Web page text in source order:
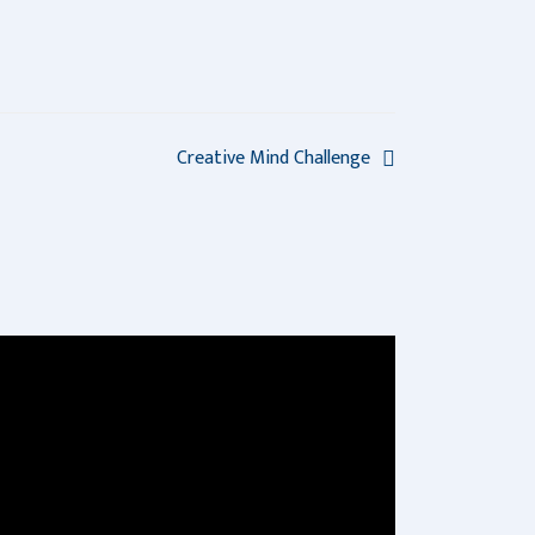
Creative Mind Challenge